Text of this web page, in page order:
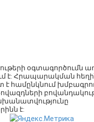
օգտագործումն
է: Հրապարակման
է համընկնում
է: